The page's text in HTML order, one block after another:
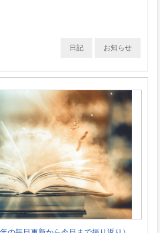
お知らせ
日記